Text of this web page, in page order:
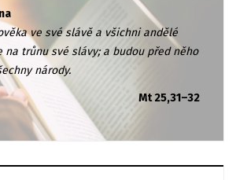
ve své slávě a všichni andělé
na trůnu své slávy; a budou před něho
národy.
Mt 25,31–32